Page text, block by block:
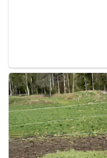
9.45 pagi, disusuli
dua pemimpin.
Selepas itu
dan Singapura
dijadualkan